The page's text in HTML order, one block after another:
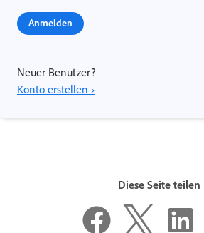
Anmelden
Neuer Benutzer?
Konto erstellen ›
Diese Seite teilen